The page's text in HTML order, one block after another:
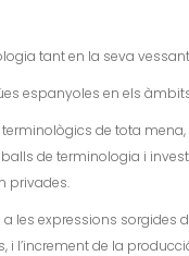
tant en la seva
espanyoles en els
de tota
de terminologia i
privades.
les expressions sorgides
l’increment de la